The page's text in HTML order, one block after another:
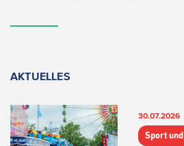
AKTUELLES
30.07.2026
Sport